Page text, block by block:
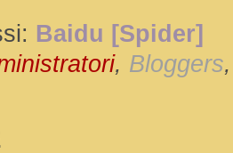
Baidu [Spider]
, Bloggers